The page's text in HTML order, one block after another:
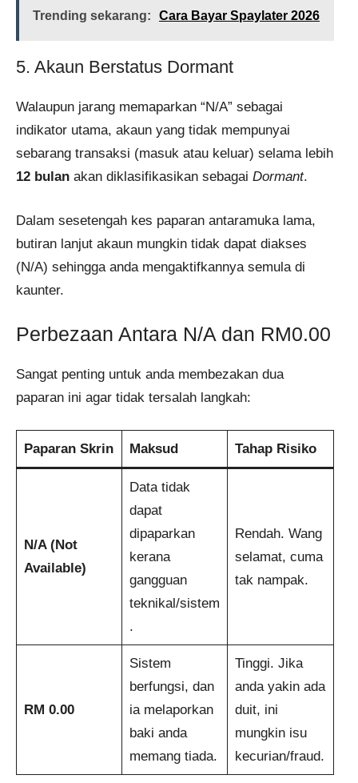
Trending sekarang: Cara Bayar Spaylater 2026
5. Akaun Berstatus Dormant
Walaupun jarang memaparkan “N/A” sebagai
indikator utama, akaun yang tidak mempunyai
sebarang transaksi (masuk atau keluar) selama lebih
12 bulan akan diklasifikasikan sebagai Dormant.
Dalam sesetengah kes paparan antaramuka lama,
butiran lanjut akaun mungkin tidak dapat diakses
(N/A) sehingga anda mengaktifkannya semula di
kaunter.
Perbezaan Antara N/A dan RM0.00
Sangat penting untuk anda membezakan dua
paparan ini agar tidak tersalah langkah:
Paparan Skrin Maksud Tahap Risiko
N/A (Not
Available)
Data tidak
dapat
dipaparkan
kerana
gangguan
teknikal/sistem
.
Rendah. Wang
selamat, cuma
tak nampak.
RM 0.00
Sistem
berfungsi, dan
ia melaporkan
baki anda
memang tiada.
Tinggi. Jika
anda yakin ada
duit, ini
mungkin isu
kecurian/fraud.